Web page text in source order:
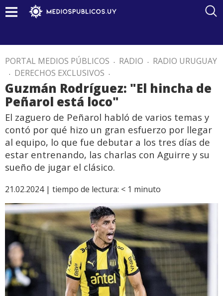
PORTAL MEDIOS PÚBLICOS . RADIO . RADIO URUGUAY
. DERECHOS EXCLUSIVOS .
Guzmán Rodríguez: "El hincha de
Peñarol está loco"
El zaguero de Peñarol habló de varios temas y
contó por qué hizo un gran esfuerzo por llegar
al equipo, lo que fue debutar a los tres días de
estar entrenando, las charlas con Aguirre y su
sueño de jugar el clásico.
21.02.2024 | tiempo de lectura: < 1 minuto